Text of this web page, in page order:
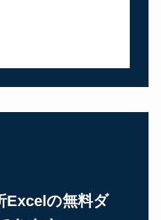
Excelの無料ダ